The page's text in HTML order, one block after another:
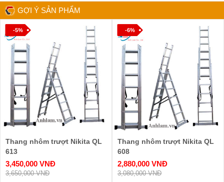
GỢI Ý SẢN PHẨM
-5%
Thang nhôm trượt Nikita QL
613
3,450,000 VNĐ
3,650,000 VNĐ
-6%
Thang nhôm trượt Nikita QL
608
2,880,000 VNĐ
3,080,000 VNĐ